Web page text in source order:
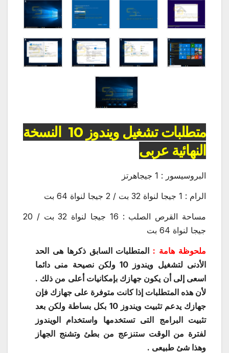
متطلبات تشغيل ويندوز 10 النسخة
النهائية عربى
البروسيسور : 1 جيجاهرتز
الرام : 1 جيجا لنواة 32 بت / 2 جيجا لنواة 64 بت
مساحة القرص الصلب : 16 جيجا لنواة 32 بت / 20
جيجا لنواة 64 بت
ملحوظة هامة : المتطلبات السابق ذكرها هى الحد
الأدنى لتشغيل ويندوز 10 ولكن نصيحة منى دائما
اسعى إلى أن يكون جهازك بإمكانيات أعلى من ذلك .
لأن هذه المتطلبات إذا كانت متوفرة على جهازك فإن
جهازك يدعم تثبيت ويندوز 10 بكل بساطة ولكن بعد
تثبيت البرامج التى تستخدمها واستخدام الويندوز
لفترة من الوقت ستنزعج من بطئ وتشنج الجهاز
وهذا شئ طبيعى .